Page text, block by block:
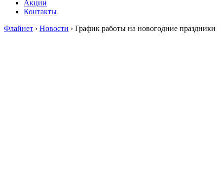
Акции
Контакты
Флайнет › Новости › График работы на новогодние праздники